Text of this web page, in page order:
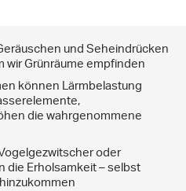
und Seheindrücken
wir Grünräume empfinden
können Lärmbelastung
die wahrgenommene
oder
Erholsamkeit – selbst